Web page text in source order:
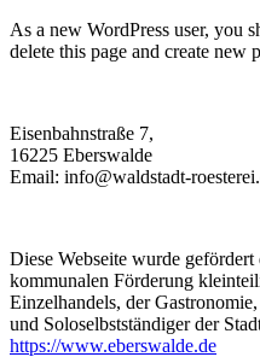
As a new WordPress user, you
delete this page and create
Eisenbahnstraße 7,
16225 Eberswalde
Email: info@waldstadt-
Diese Webseite wurde
kommunalen Förderung
Einzelhandels, der
und Soloselbstständiger der
https://www.eberswalde.de